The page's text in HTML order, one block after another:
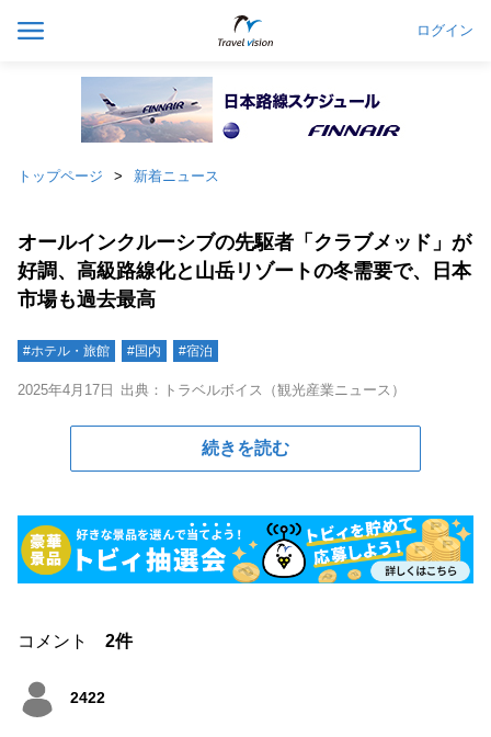
ログイン
トップページ 新着ニュース
オールインクルーシブの先駆者「クラブメッド」が
好調、高級路線化と山岳リゾートの冬需要で、日本
市場も過去最高
#ホテル・旅館 #国内 #宿泊
2025年4月17日 出典：トラベルボイス（観光産業ニュース）
続きを読む
コメント 2件
2422